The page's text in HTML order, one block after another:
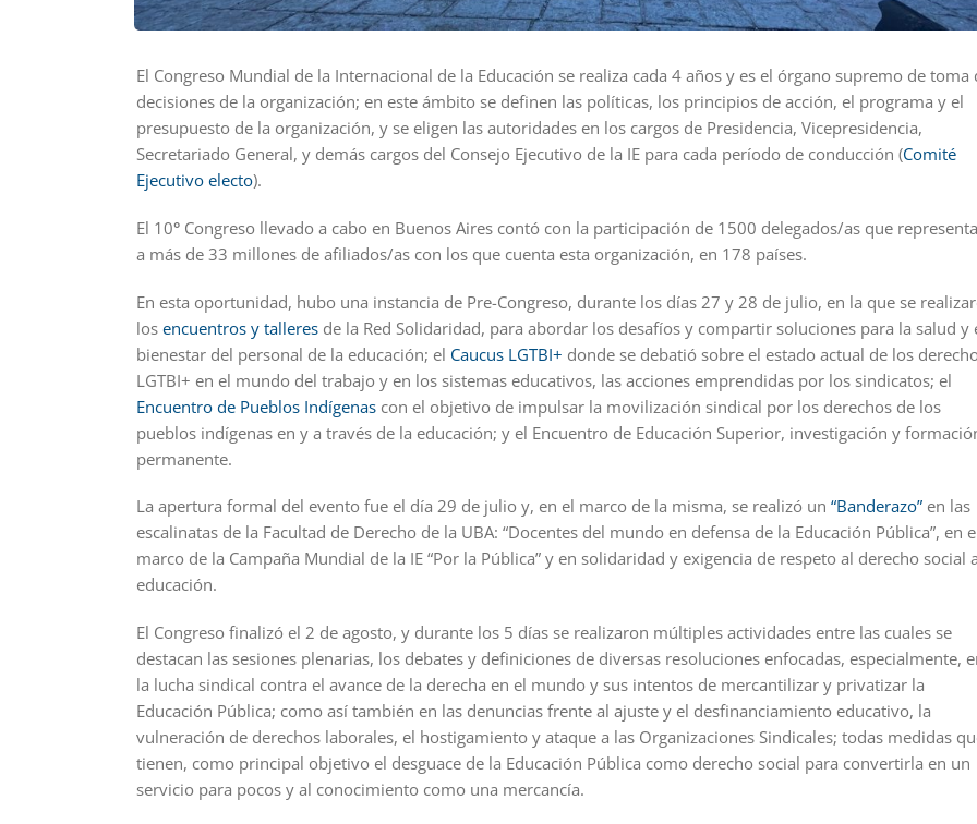
El Congreso Mundial de la Internacional de la Educación se realiza cada 4 años y es el órgano supremo de toma
decisiones de la organización; en este ámbito se definen las políticas, los principios de acción, el programa y el
presupuesto de la organización, y se eligen las autoridades en los cargos de Presidencia, Vicepresidencia,
Secretariado General, y demás cargos del Consejo Ejecutivo de la IE para cada período de conducción (Comité
Ejecutivo electo).
El 10° Congreso llevado a cabo en Buenos Aires contó con la participación de 1500 delegados/as que
a más de 33 millones de afiliados/as con los que cuenta esta organización, en 178 países.
En esta oportunidad, hubo una instancia de Pre-Congreso, durante los días 27 y 28 de julio, en la que se
los encuentros y talleresde la Red Solidaridad, para abordar los desafíos y compartir soluciones para la salud y
bienestar del personal de la educación; el Caucus LGTBI+ donde se debatió sobre el estado actual de los
LGTBI+ en el mundo del trabajo y en los sistemas educativos, las acciones emprendidas por los sindicatos; el
Encuentro de Pueblos Indígenascon el objetivo de impulsar la movilización sindical por los derechos de los
pueblos indígenas en y a través de la educación; y el Encuentro de Educación Superior, investigación y
permanente.
La apertura formal del evento fue el día 29 de julio y, en el marco de la misma, se realizó un “Banderazo”en las
escalinatas de la Facultad de Derecho de la UBA: “Docentes del mundo en defensa de la Educación Pública”, en
marco de la Campaña Mundial de la IE “Por la Pública” y en solidaridad y exigencia de respeto al derecho social
educación.
El Congreso finalizó el 2 de agosto, y durante los 5 días se realizaron múltiples actividades entre las cuales se
destacan las sesiones plenarias, los debates y definiciones de diversas resoluciones enfocadas, especialmente,
la lucha sindical contra el avance de la derecha en el mundo y sus intentos de mercantilizar y privatizar la
Educación Pública; como así también en las denuncias frente al ajuste y el desfinanciamiento educativo, la
vulneración de derechos laborales, el hostigamiento y ataque a las Organizaciones Sindicales; todas medidas
tienen, como principal objetivo el desguace de la Educación Pública como derecho social para convertirla en un
servicio para pocos y al conocimiento como una mercancía.